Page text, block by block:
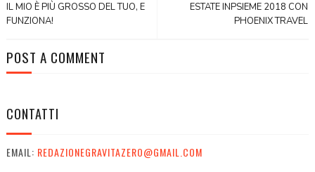
ESTATE INPSIEME 2018 CON
PHOENIX TRAVEL
IL MIO È PIÙ GROSSO DEL TUO, E
FUNZIONA!
POST A COMMENT
CONTATTI
EMAIL: REDAZIONEGRAVITAZERO@GMAIL.COM